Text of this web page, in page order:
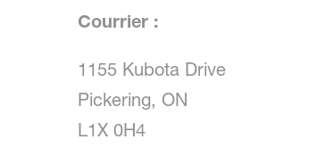
Courrier :
1155 Kubota Drive
Pickering, ON
L1X 0H4